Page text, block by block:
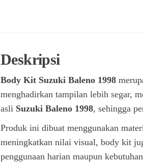
Deskripsi
Body Kit Suzuki Baleno 1998
menghadirkan tampilan lebih segar,
asli Suzuki Baleno 1998, sehingga
Produk ini dibuat menggunakan
meningkatkan nilai visual, body kit
penggunaan harian maupun